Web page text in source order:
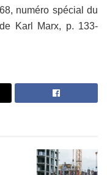
numéro spécial du
Karl Marx, p. 133-